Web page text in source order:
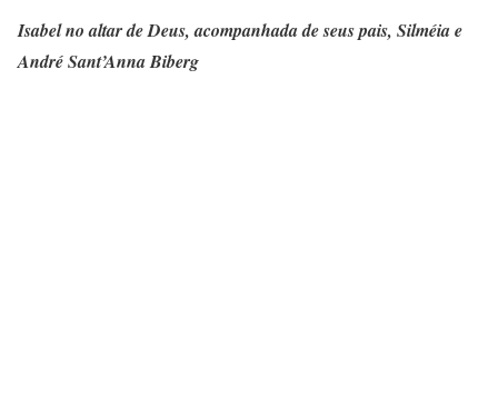
Isabel no altar de Deus, acompanhada de seus pais, Silméia e
André Sant’Anna Biberg